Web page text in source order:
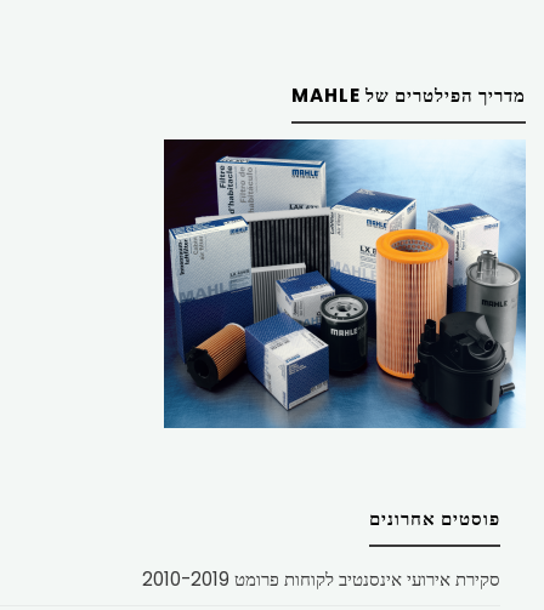
מדריך הפילטרים של MAHLE
פוסטים אחרונים
סקירת אירועי אינסנטיב לקוחות פרומט 2010-2019